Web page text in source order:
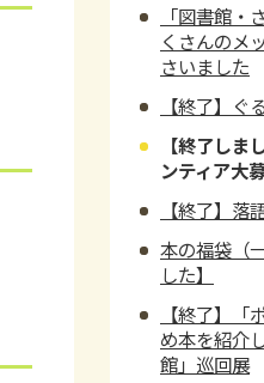
「図書館・
くさんのメ
さいました
【終了】ぐ
【終了しま
ンティア大
【終了】落
本の福袋（
した】
【終了】「
め本を紹介
館」巡回展